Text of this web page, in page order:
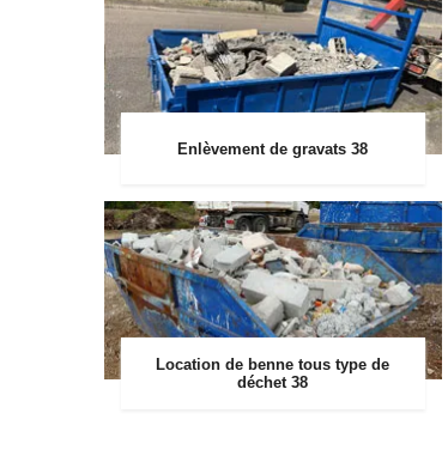
Enlèvement de gravats 38
Location de benne tous type de
déchet 38